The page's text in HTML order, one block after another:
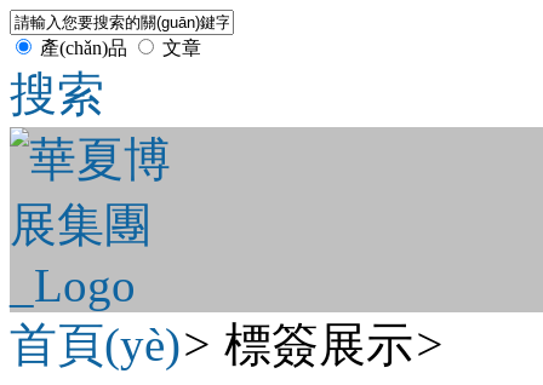
產(chǎn)品 文章
搜索
首頁(yè)> 標簽展示>